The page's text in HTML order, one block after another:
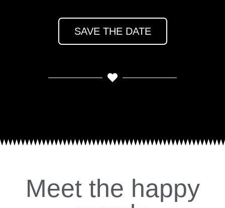
SAVE THE DATE
Meet the happy